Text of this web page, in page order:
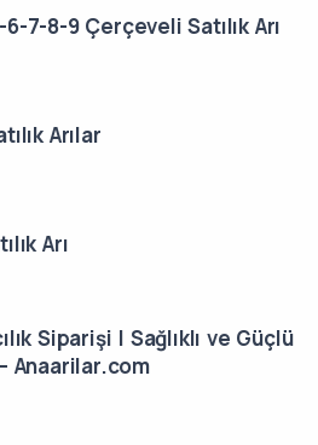
7-8-9 Çerçeveli Satılık Arı
Arılar
Arı
Siparişi | Sağlıklı ve Güçlü
Anaarilar.com